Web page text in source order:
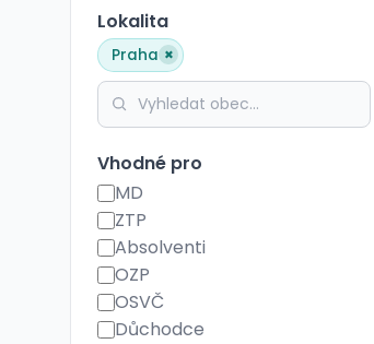
Lokalita
Praha ×
Vhodné pro
MD
ZTP
Absolventi
OZP
OSVČ
Důchodce